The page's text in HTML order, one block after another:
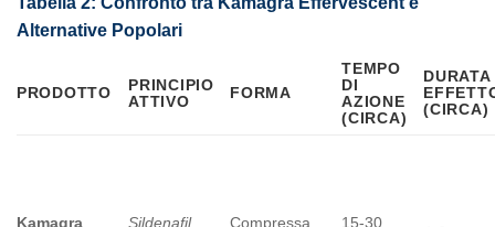
Alternative Popolari
PRODOTTO
PRINCIPIO
ATTIVO
FORMA
TEMPO
DI
AZIONE
(CIRCA)
DURATA
(CIRCA)
Kamagra
Sildenafil
Compressa
15-30